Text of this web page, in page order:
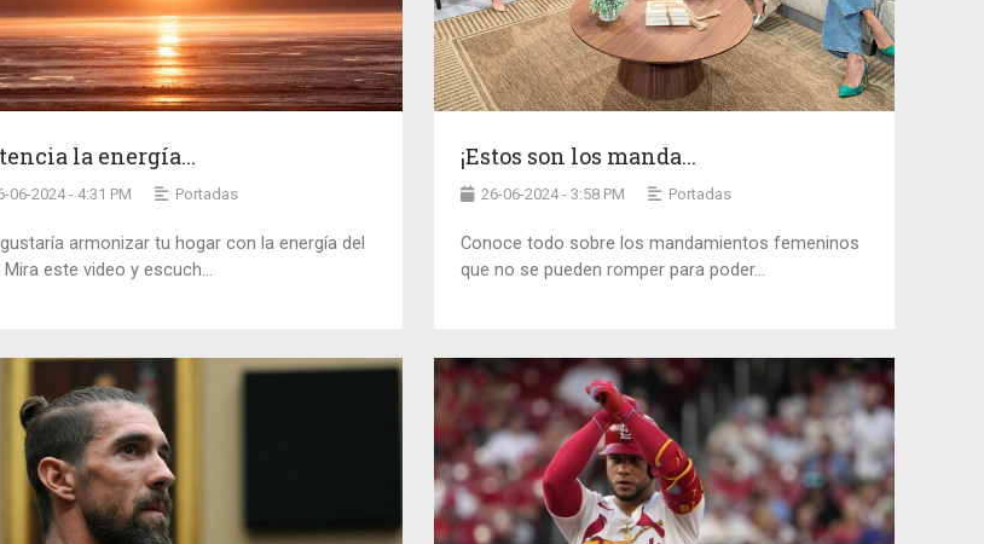
la energía...
06-2024 - 4:31 PM Portadas
armonizar tu hogar con la energía del
Mira este video y escuch...
¡Estos son los manda...
26-06-2024 - 3:58 PM Portadas
Conoce todo sobre los mandamientos femeninos
que no se pueden romper para poder...